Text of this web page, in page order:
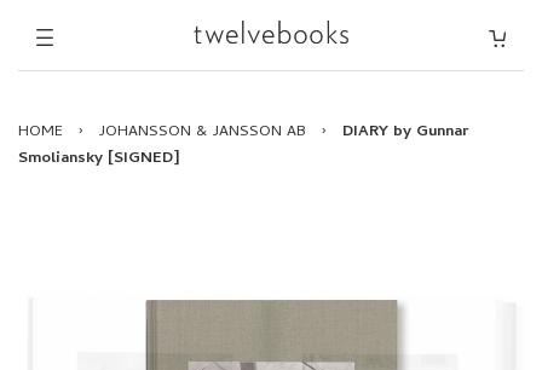
HOME › JOHANSSON & JANSSON AB ›
DIARY by Gunnar
Smoliansky [SIGNED]